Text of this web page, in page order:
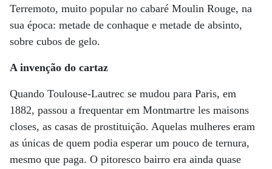
Terremoto, muito popular no cabaré Moulin Rouge, na
sua época: metade de conhaque e metade de absinto,
sobre cubos de gelo.
A invenção do cartaz
Quando Toulouse-Lautrec se mudou para Paris, em
1882, passou a frequentar em Montmartre les maisons
closes, as casas de prostituição. Aquelas mulheres eram
as únicas de quem podia esperar um pouco de ternura,
mesmo que paga. O pitoresco bairro era ainda quase